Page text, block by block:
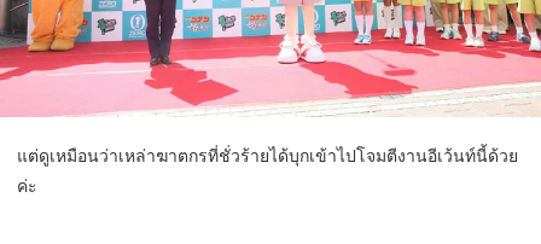
แต่ดูเหมือนว่าเหล่าฆาตกรที่ชั่วร้ายได้บุกเข้าไปโจมตีงานอีเว้นท์นี้ด้วย
ค่ะ